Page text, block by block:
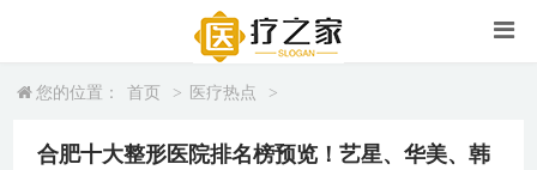
您的位置： 首页 > 医疗热点 >
合肥十大整形医院排名榜预览！艺星、华美、韩